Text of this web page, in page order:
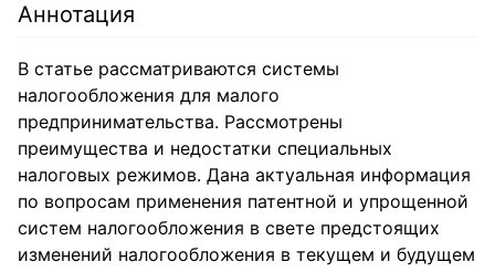
Аннотация
В статье рассматриваются системы
налогообложения для малого
предпринимательства. Рассмотрены
преимущества и недостатки специальных
налоговых режимов. Дана актуальная информация
по вопросам применения патентной и упрощенной
систем налогообложения в свете предстоящих
изменений налогообложения в текущем и будущем